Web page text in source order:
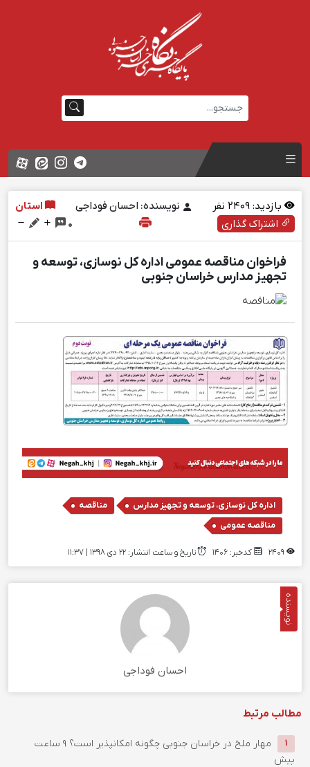
بازدید: نفر نویسنده: احسان فوداجی
استان
اشتراک گذاری
0
فراخوان مناقصه عمومی اداره کل نوسازی، توسعه و
تجهیز مدارس خراسان جنوبی
اداره کل نوسازی، توسعه و تجهیز مدارس , مناقصه
مناقصه عمومی
کدخبر: 1406 تاریخ و ساعت انتشار: ۲۲ دی ۱۳۹۸ | 11:37
نویسنده
احسان فوداجی
مطالب مرتبط
1 ‌مهار ملخ در خراسان جنوبی چگونه امکانپذیر است؟
9 ساعت
پیش